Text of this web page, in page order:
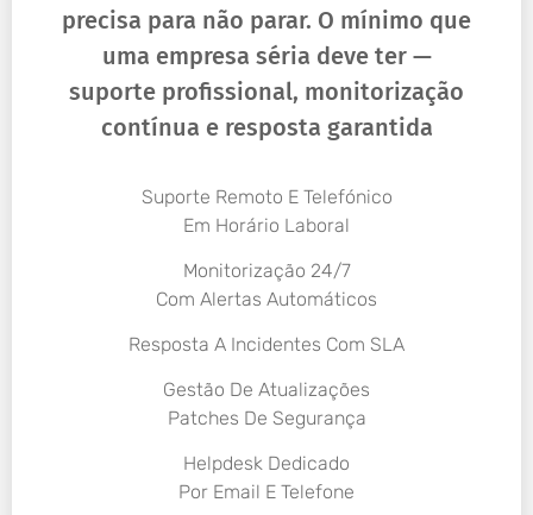
precisa para não parar. O mínimo que
uma empresa séria deve ter —
suporte profissional, monitorização
contínua e resposta garantida
Suporte Remoto E Telefónico
Em Horário Laboral
Monitorização 24/7
Com Alertas Automáticos
Resposta A Incidentes Com SLA
Gestão De Atualizações
Patches De Segurança
Helpdesk Dedicado
Por Email E Telefone